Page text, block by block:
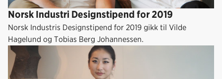
Norsk Industri Designstipend for 2019
Norsk Industris Designstipend for 2019 gikk til Vilde
Hagelund og Tobias Berg Johannessen.